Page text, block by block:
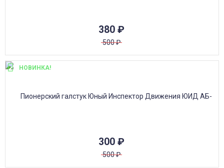
380 ₽
500₽
300 ₽
500₽
НОВИНКА!